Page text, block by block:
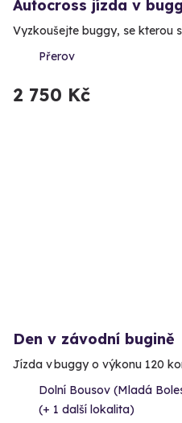
Autocross jízda v
Vyzkoušejte buggy, se kterou
Přerov
2 750 Kč
Den v závodní bugině
Jízda v buggy o výkonu 120
Dolní Bousov (Mladá
(+ 1 další lokalita)